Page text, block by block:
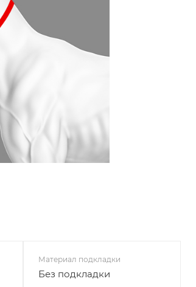
Материал подкладки
Без подкладки